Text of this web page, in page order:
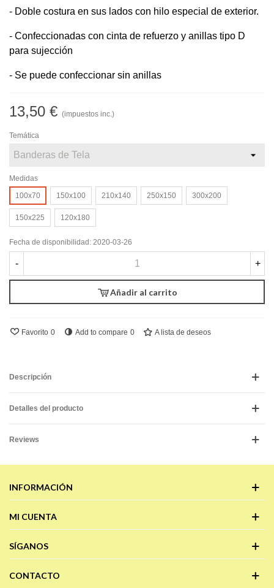
- Doble costura en sus lados con hilo especial de exterior.
- Confeccionadas con cinta de refuerzo y anillas tipo D
para sujección
- Se puede confeccionar sin anillas
13,50 € (impuestos inc.)
Temática
Medidas
100x70
150x100 210x140 250x150 300x200
150x225 120x180
Fecha de disponibilidad: 2020-03-26
- +
Añadir al carrito
Favorito 0 Add to compare 0 A lista de deseos
Descripción
Detalles del producto
Reviews
INFORMACIÓN
MI CUENTA
SÍGANOS
CONTACTO